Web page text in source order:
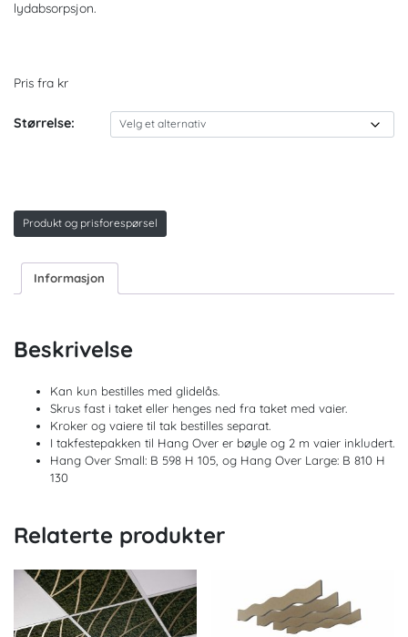
lydabsorpsjon.
Pris fra kr
Størrelse:
Produkt og prisforespørsel
Informasjon
Beskrivelse
Kan kun bestilles med glidelås.
Skrus fast i taket eller henges ned fra taket med vaier.
Kroker og vaiere til tak bestilles separat.
I takfestepakken til Hang Over er bøyle og 2 m vaier inkludert.
Hang Over Small: B 598 H 105, og Hang Over Large: B 810 H
130
Relaterte produkter